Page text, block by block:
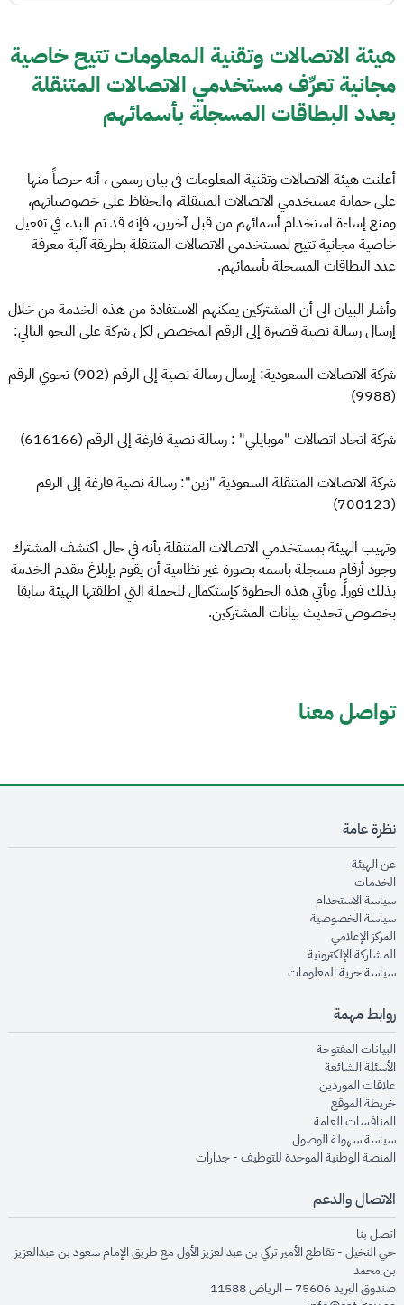
هيئة الاتصالات وتقنية المعلومات تتيح خاصية
مجانية تعرِّف مستخدمي الاتصالات المتنقلة
بعدد البطاقات المسجلة بأسمائهم
أعلنت هيئة الاتصالات وتقنية المعلومات في بيان رسمي ، أنه حرصاً منها
على حماية مستخدمي الاتصالات المتنقلة، والحفاظ على خصوصياتهم،
ومنع إساءة استخدام أسمائهم من قبل آخرين، فإنه قد تم البدء في تفعيل
خاصية مجانية تتيح لمستخدمي الاتصالات المتنقلة بطريقة آلية معرفة
عدد البطاقات المسجلة بأسمائهم.
وأشار البيان الى أن المشتركين يمكنهم الاستفادة من هذه الخدمة من خلال
إرسال رسالة نصية قصيرة إلى الرقم المخصص لكل شركة على النحو التالي:
شركة الاتصالات السعودية: إرسال رسالة نصية إلى الرقم (902) تحوي الرقم
(9988)
شركة اتحاد اتصالات "موبايلي" : رسالة نصية فارغة إلى الرقم (616166)
شركة الاتصالات المتنقلة السعودية "زين": رسالة نصية فارغة إلى الرقم
(700123)
وتهيب الهيئة بمستخدمي الاتصالات المتنقلة بأنه في حال اكتشف المشترك
وجود أرقام مسجلة باسمه بصورة غير نظامية أن يقوم بإبلاغ مقدم الخدمة
بذلك فوراً. وتأتي هذه الخطوة كإستكمال للحملة التي اطلقتها الهيئة سابقا
بخصوص تحديث بيانات المشتركين.
تواصل معنا
نظرة عامة
عن الهيئةopens in new window
الخدماتopens in new window
سياسة الاستخدام
سياسة الخصوصيةopens in new window
المركز الإعلاميopens in new window
المشاركة الإلكترونيةopens in new window
سياسة حرية المعلوماتopens in new window
روابط مهمة
البيانات المفتوحةopens in new window
الأسئلة الشائعةopens in new window
علاقات الموردينopens in new window
خريطة الموقعopens in new window
المنافسات العامةopens in new window
سياسة سهولة الوصولopens in new window
المنصة الوطنية الموحدة للتوظيف - جداراتopens in new window
الاتصال والدعم
اتصل بنا
حي النخيل - تقاطع الأمير تركي بن عبدالعزيز الأول مع طريق الإمام سعود بن عبدالعزيز
بن محمد
صندوق البريد 75606 – الرياض 11588